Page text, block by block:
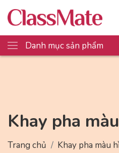
Danh mục sản phẩm
Khay pha
Trang chủ Khay pha màu